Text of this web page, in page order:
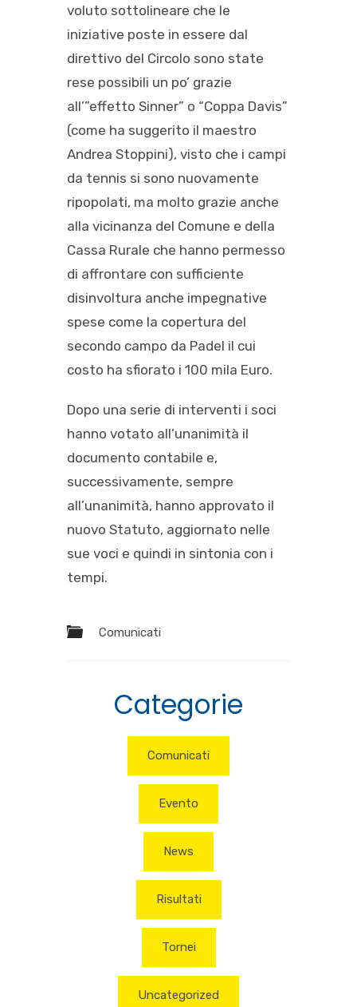
voluto sottolineare che le
iniziative poste in essere dal
direttivo del Circolo sono state
rese possibili un po’ grazie
all’”effetto Sinner” o “Coppa Davis”
(come ha suggerito il maestro
Andrea Stoppini), visto che i campi
da tennis si sono nuovamente
ripopolati, ma molto grazie anche
alla vicinanza del Comune e della
Cassa Rurale che hanno permesso
di affrontare con sufficiente
disinvoltura anche impegnative
spese come la copertura del
secondo campo da Padel il cui
costo ha sfiorato i 100 mila Euro.
Dopo una serie di interventi i soci
hanno votato all’unanimità il
documento contabile e,
successivamente, sempre
all’unanimità, hanno approvato il
nuovo Statuto, aggiornato nelle
sue voci e quindi in sintonia con i
tempi.
Comunicati
Categorie
Comunicati
Evento
News
Risultati
Tornei
Uncategorized